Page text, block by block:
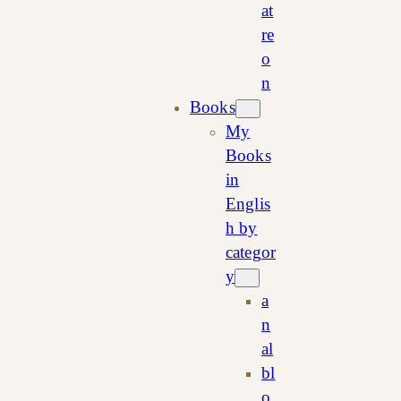
at
re
o
n
Books
My
Books
in
Englis
h by
categor
y
a
n
al
bl
o